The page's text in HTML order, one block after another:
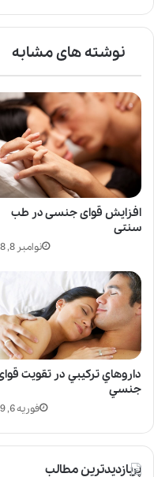
نوشته های مشابه
افزایش قوای جنسی در طب
سنتی
نوامبر 8, 2018
داروهاي تركيبي در تقويت
جنسي
فوریه 6, 2019
پربازدیدترین مطالب